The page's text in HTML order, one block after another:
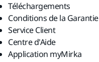
Téléchargements
Conditions de la Garantie
Service Client
Centre d'Aide
Application myMirka